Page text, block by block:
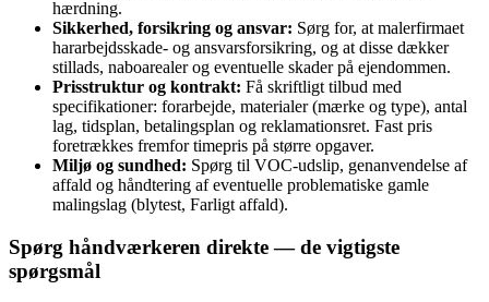
hærdning.
Sikkerhed, forsikring og ansvar: Sørg for, at malerfirmaet
hararbejdsskade‑ og ansvarsforsikring, og at disse dækker
stillads, naboarealer og eventuelle skader på ejendommen.
Prisstruktur og kontrakt: Få skriftligt tilbud med
specifikationer: forarbejde, materialer (mærke og type), antal
lag, tidsplan, betalingsplan og reklamationsret. Fast pris
foretrækkes fremfor timepris på større opgaver.
Miljø og sundhed: Spørg til VOC‑udslip, genanvendelse af
affald og håndtering af eventuelle problematiske gamle
malingslag (blytest, Farligt affald).
Spørg håndværkeren direkte — de vigtigste
spørgsmål